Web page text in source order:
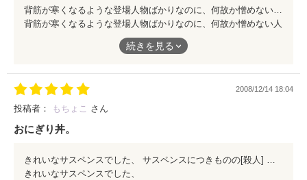
背筋が寒くなるような登場人物ばかりなのに、何故か憎めない人達ばかりで、キャラクターもぶれない。無理がない。 テンポがよくて、不思議と最後まで読んでしまった。
背筋が寒くなるような登場人物ばかりなのに、何故か憎めない人
達ばかりで、キャラクターもぶれない。無理がない。
続きを見る
2008/12/14 18:04
投稿者： もちょこ さん
おにぎり丼。
きれいなサスペンスでした、 サスペンスにつきものの[殺人] それは万国共通、いけないことですが、この物語ではそれを感じることができないきれいさがあると思いました、 あと、タイトルである[おにぎり丼] 気になった方はぜひ読んでみてください、きっと納得いたしますよ、、
きれいなサスペンスでした、